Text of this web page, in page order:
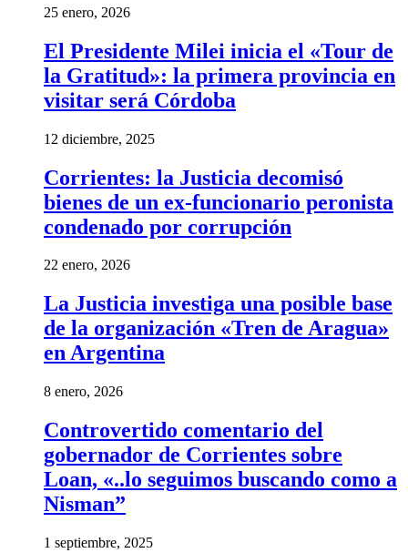
25 enero, 2026
El Presidente Milei inicia el «Tour de
la Gratitud»: la primera provincia en
visitar será Córdoba
12 diciembre, 2025
Corrientes: la Justicia decomisó
bienes de un ex-funcionario peronista
condenado por corrupción
22 enero, 2026
La Justicia investiga una posible base
de la organización «Tren de Aragua»
en Argentina
8 enero, 2026
Controvertido comentario del
gobernador de Corrientes sobre
Loan, «..lo seguimos buscando como a
Nisman”
1 septiembre, 2025